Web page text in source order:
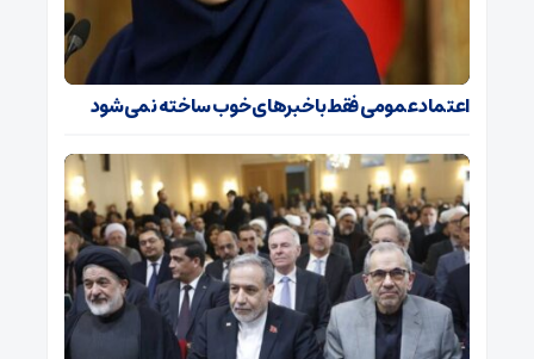
اعتماد عمومی فقط با خبرهای خوب ساخته نمی‌شود